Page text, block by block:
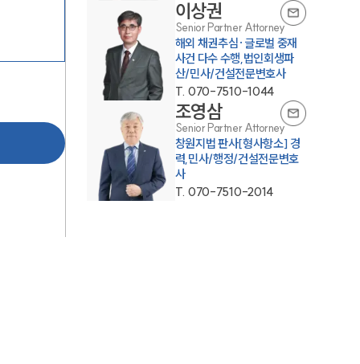
팀소개
팀소개
이상권
Senior Partner Attorney
해외 채권추심·글로벌 중재
사건 다수 수행,법인회생파
산/민사/건설전문변호사
T. 070-7510-1044
조영삼
Senior Partner Attorney
창원지법 판사[형사항소] 경
력,민사/행정/건설전문변호
사
T. 070-7510-2014